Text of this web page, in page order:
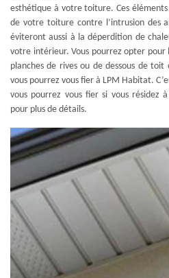
esthétique à votre toiture. Ces
de votre toiture contre l’intrusion des
éviteront aussi à la déperdition de
votre intérieur. Vous pourrez opter pour
planches de rives ou de dessous de
vous pourrez vous fier à LPM Habitat.
vous pourrez vous fier si vous résidez
pour plus de détails.